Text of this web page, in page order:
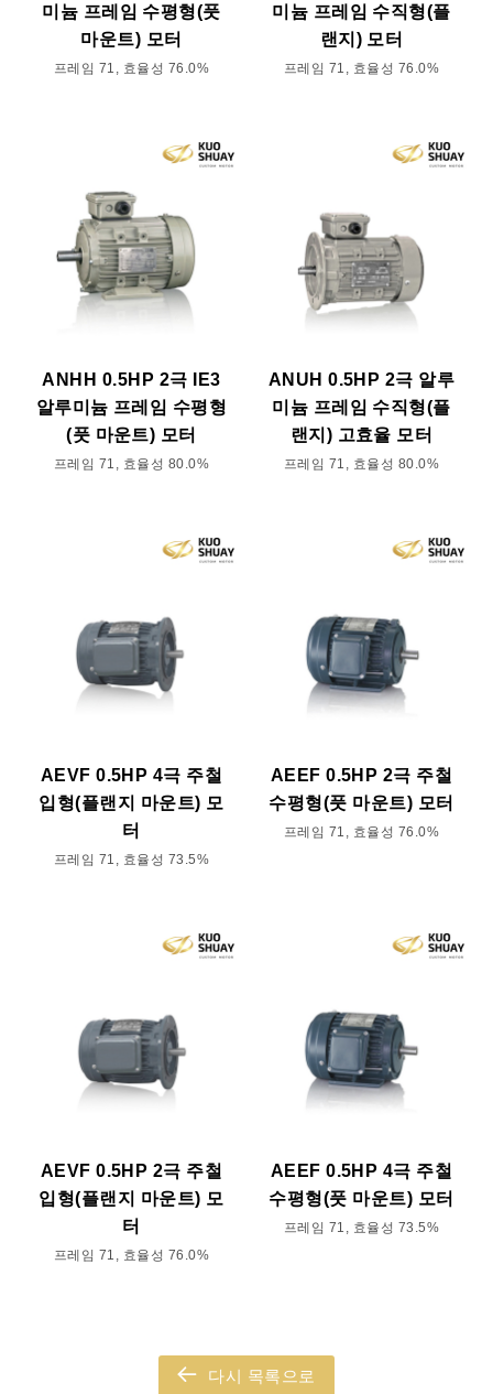
미늄 프레임 수평형(풋
마운트) 모터
프레임 71, 효율성 76.0%
미늄 프레임 수직형(플
랜지) 모터
프레임 71, 효율성 76.0%
ANHH 0.5HP 2극 IE3
알루미늄 프레임 수평형
(풋 마운트) 모터
프레임 71, 효율성 80.0%
ANUH 0.5HP 2극 알루
미늄 프레임 수직형(플
랜지) 고효율 모터
프레임 71, 효율성 80.0%
AEVF 0.5HP 4극 주철
입형(플랜지 마운트) 모
터
프레임 71, 효율성 73.5%
AEEF 0.5HP 2극 주철
수평형(풋 마운트) 모터
프레임 71, 효율성 76.0%
AEVF 0.5HP 2극 주철
입형(플랜지 마운트) 모
터
프레임 71, 효율성 76.0%
AEEF 0.5HP 4극 주철
수평형(풋 마운트) 모터
프레임 71, 효율성 73.5%
다시 목록으로